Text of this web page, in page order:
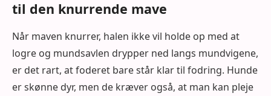
til den knurrende mave
Når maven knurrer, halen ikke vil holde op med at
logre og mundsavlen drypper ned langs mundvigene,
er det rart, at foderet bare står klar til fodring. Hunde
er skønne dyr, men de kræver også, at man kan pleje